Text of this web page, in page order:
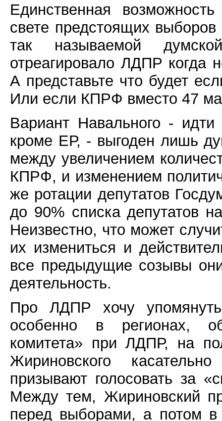
Единственная
свете предстоящих выборов
так называемой
отреагировало ЛДПР когда
А представьте что будет
Или если КПРФ вместо 47
Вариант Навального -
кроме ЕР, - выгоден лишь
между увеличением
КПРФ, и изменением
же ротации депутатов
до 90% списка депутатов
Неизвестно, что может
их измениться и
все предыдущие созывы
деятельность.
Про ЛДПР хочу
особенно в регионах,
комитета» при ЛДПР, на
Жириновского
призывают голосовать за
Между тем, Жириновский
перед выборами, а потом